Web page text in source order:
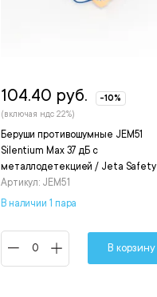
Беруши противошумные JEM51
Silentium Max 37 дБ с
металлодетекцией / Jeta Safety
Артикул: JEM51
104.40 руб.
-10%
(включая ндс 22%)
В наличии 1 пара
В корзину